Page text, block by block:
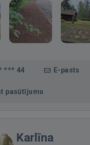
*** 44 E-pasts
pasūtījumu
Karlīna